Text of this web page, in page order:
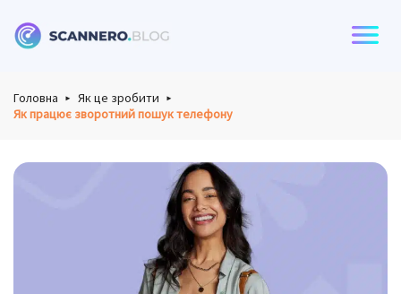
Головна
Як це зробити
Як працює зворотний пошук телефону